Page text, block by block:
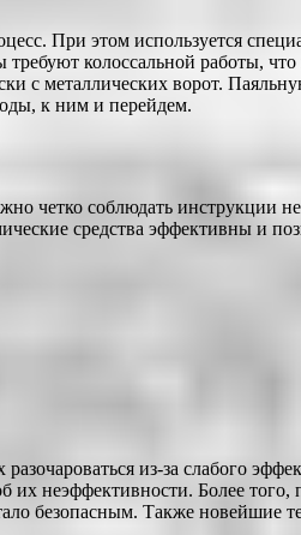
При этом используется
колоссальной работы,
с металлических ворот.
к ним и перейдем.
четко соблюдать инструкции
средства эффективны и
из-за слабого
их неэффективности. Более
безопасным. Также новейшие